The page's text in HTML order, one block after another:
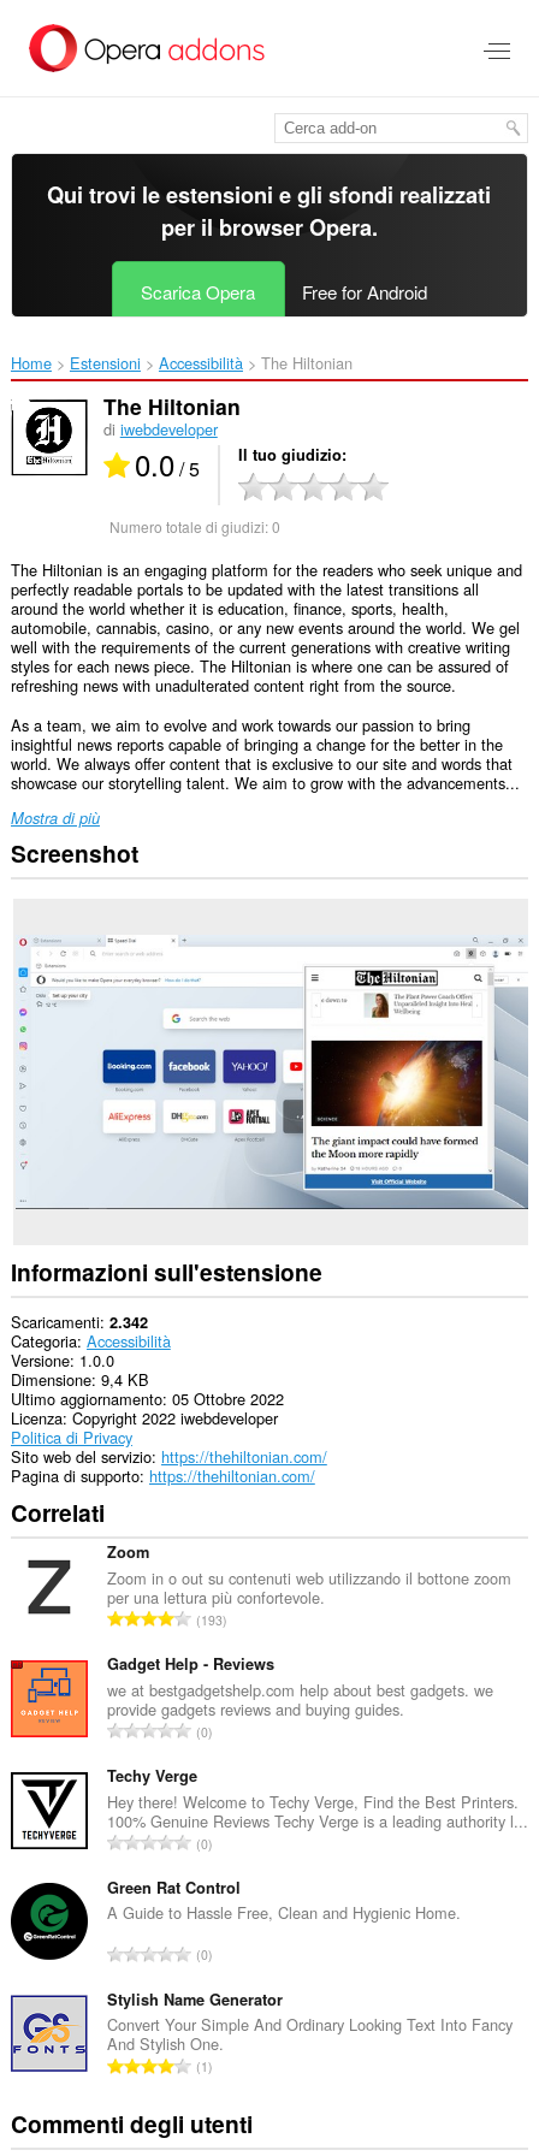
contenuto
Qui trovi le estensioni e gli sfondi realizzati
per il browser Opera.
Scarica Opera Free for Android
Home Estensioni Accessibilità The Hiltonian‎
The Hiltonian
di iwebdeveloper
0.0/ 5 Il tuo giudizio
Numero totale di giudizi:0
The Hiltonian is an engaging platform for the readers who seek unique and
perfectly readable portals to be updated with the latest transitions all
around the world whether it is education, finance, sports, health,
automobile, cannabis, casino, or any new events around the world. We gel
well with the requirements of the current generations with creative writing
styles for each news piece. The Hiltonian is where one can be assured of
refreshing news with unadulterated content right from the source.
As a team, we aim to evolve and work towards our passion to bring
insightful news reports capable of bringing a change for the better in the
world. We always offer content that is exclusive to our site and words that
showcase our storytelling talent. We aim to grow with the advancements...
Mostra di più
Screenshot
Informazioni sull'estensione
Scaricamenti 2.342
Categoria Accessibilità
Versione 1.0.0
Dimensione 9,4 KB
Ultimo aggiornamento 05 Ottobre 2022
Licenza Copyright 2022 iwebdeveloper
Politica di Privacy
Sito web del servizio https://thehiltonian.com/
Pagina di supporto https://thehiltonian.com/
Correlati
Zoom
Zoom in o out su contenuti web utilizzando il bottone zoom
per una lettura più confortevole.
N
m
e
r
o
o
t
a
e
d
g
u
d
i
z
:
193
Gadget Help - Reviews
we at bestgadgetshelp.com help about best gadgets. we
provide gadgets reviews and buying guides.
N
m
e
r
o
o
t
a
e
d
i
g
u
d
0
Techy Verge
Hey there! Welcome to Techy Verge, Find the Best Printers.
100% Genuine Reviews Techy Verge is a leading authority l...
N
m
e
o
o
t
a
d
0
Green Rat Control
A Guide to Hassle Free, Clean and Hygienic Home.
N
m
e
r
o
o
t
0
Stylish Name Generator
Convert Your Simple And Ordinary Looking Text Into Fancy
And Stylish One.
N
e
1
Commenti degli utenti